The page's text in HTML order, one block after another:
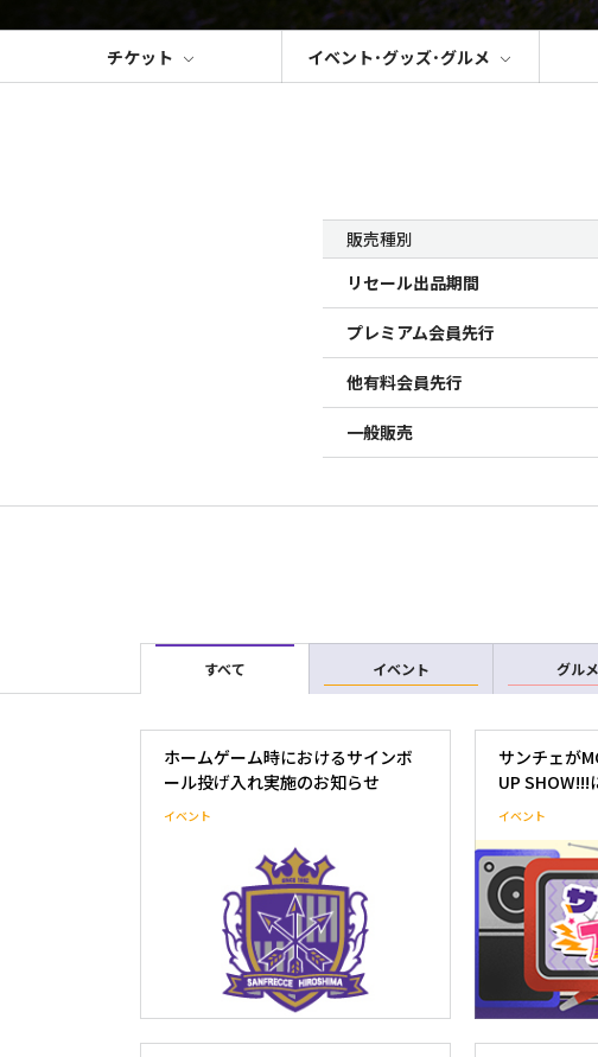
チケット イベント･グッズ･グルメ
販売種別
リセール出品期間
プレミアム会員先行
他有料会員先行
一般販売
すべて イベント グルメ
ホームゲーム時におけるサインボ
ール投げ入れ実施のお知らせ
イベント
サンチェが
UP SHOW!!!
TV』スタート
イベント